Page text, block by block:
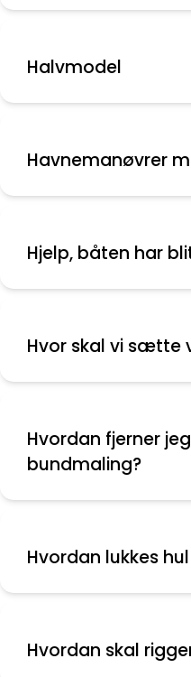
Halvmodel
Havnemanøvrer
Hjelp, båten har
Hvor skal vi sætte
Hvordan fjerner
bundmaling?
Hvordan lukkes
Hvordan skal